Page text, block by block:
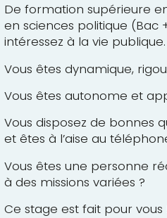
De formation supérieure
en sciences politique (Bac
intéressez à la vie publique.
Vous êtes dynamique,
Vous êtes autonome et
Vous disposez de bonnes
et êtes à l’aise au
Vous êtes une personne
à des missions variées ?
Ce stage est fait pour vous